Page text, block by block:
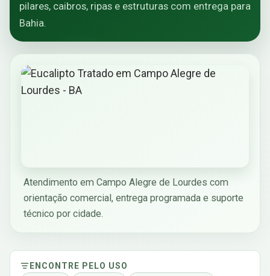
pilares, caibros, ripas e estruturas com entrega para
Bahia.
Atendimento em Campo Alegre de Lourdes com
orientação comercial, entrega programada e suporte
técnico por cidade.
ENCONTRE PELO USO